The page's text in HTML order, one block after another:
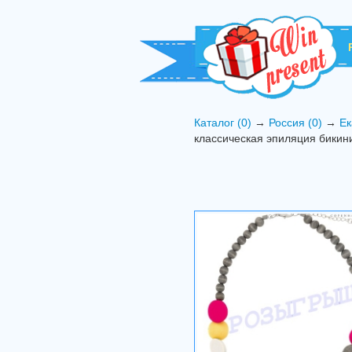
Каталог (0) → Россия (0) →
классическая эпиляция